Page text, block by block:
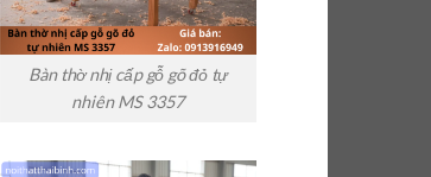
Bàn thờ nhị cấp gỗ gõ đỏ tự
nhiên MS 3357